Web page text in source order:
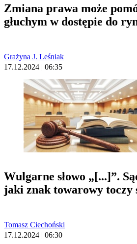
Zmiana prawa może
głuchym w dostępie do
Grażyna J. Leśniak
17.12.2024 | 06:35
Wulgarne słowo „[...]”.
jaki znak towarowy toczy
Tomasz Ciechoński
17.12.2024 | 06:30